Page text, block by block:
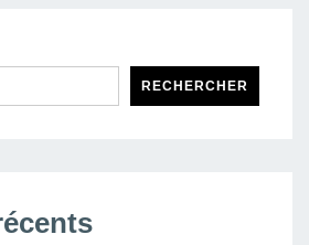
RECHERCHER